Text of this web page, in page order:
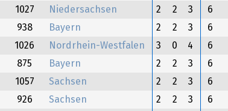
1027 Niedersachsen 2 2 3 6
938 Bayern 2 2 3 6
1026 Nordrhein-Westfalen 3 0 4 6
875 Bayern 2 2 3 6
1057 Sachsen 2 2 3 6
926 Sachsen 2 2 3 6